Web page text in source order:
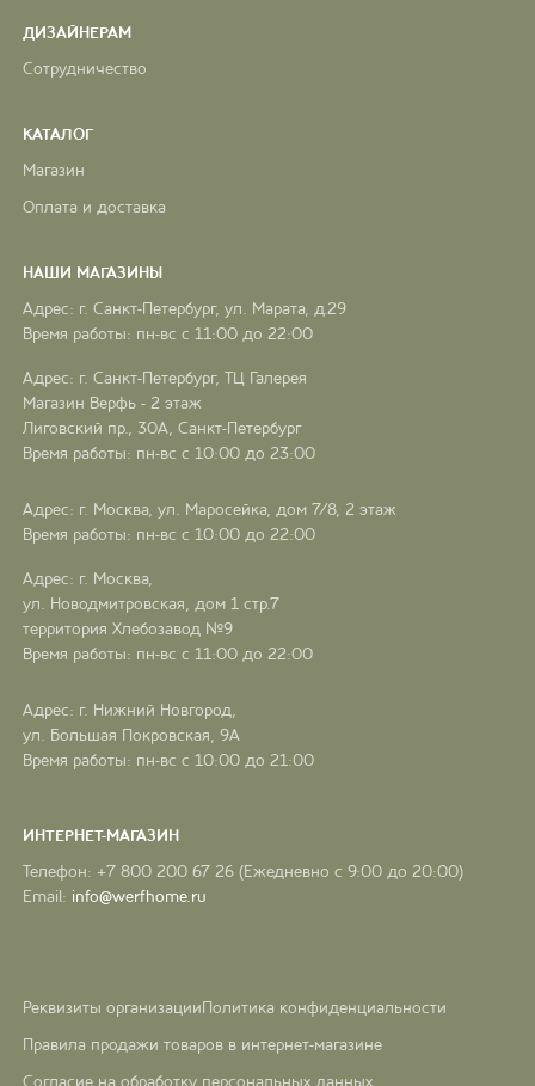
ДИЗАЙНЕРАМ
Сотрудничество
КАТАЛОГ
Магазин
Оплата и доставка
НАШИ МАГАЗИНЫ
Адрес: г. Санкт-Петербург, ул. Марата, д.29
Время работы: пн-вс с 11:00 до 22:00
Адрес: г. Санкт-Петербург, ТЦ Галерея
Магазин Верфь - 2 этаж
Лиговский пр., 30А, Санкт-Петербург
Время работы: пн-вс с 10:00 до 23:00
Адрес: г. Москва, ул. Маросейка, дом 7/8, 2 этаж
Время работы: пн-вс с 10:00 до 22:00
Адрес: г. Москва,
ул. Новодмитровская, дом 1 стр.7
территория Хлебозавод №9
Время работы: пн-вс с 11:00 до 22:00
Адрес: г. Нижний Новгород,
ул. Большая Покровская, 9А
Время работы: пн-вс с 10:00 до 21:00
ИНТЕРНЕТ-МАГАЗИН
Телефон: +7 800 200 67 26 (Ежедневно с 9:00 до 20:00)
Email: info@werfhome.ru
Реквизиты организации Политика конфиденциальности
Правила продажи товаров в интернет-магазине
Согласие на обработку персональных данных